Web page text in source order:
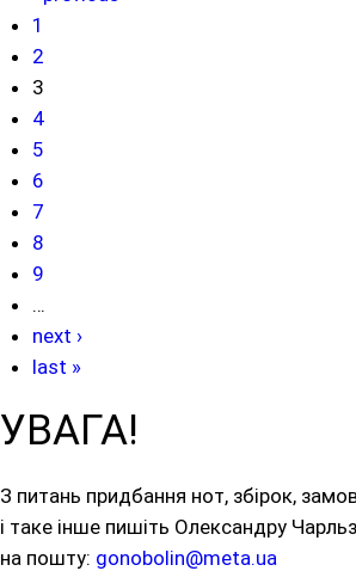
1
2
3
4
5
6
7
8
9
…
next ›
last »
УВАГА!
З питань придбання нот, збірок,
і таке інше пишіть Олександру
на пошту: gonobolin@meta.ua